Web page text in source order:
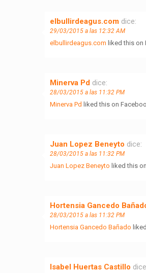
elbullirdeagus.com dice:
29/03/2015 a las 12:32 AM
elbullirdeagus.com liked this on
Minerva Pd dice:
28/03/2015 a las 11:32 PM
Minerva Pd liked this on
Juan Lopez Beneyto dice:
28/03/2015 a las 11:32 PM
Juan Lopez Beneyto liked this
Hortensia Gancedo
28/03/2015 a las 11:32 PM
Hortensia Gancedo Bañado
Isabel Huertas Castillo